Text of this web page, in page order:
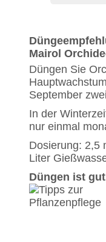
Mairol
Düngen Sie
September
In der
nur einmal
Dosierung: 2,5
Liter
Düngen ist